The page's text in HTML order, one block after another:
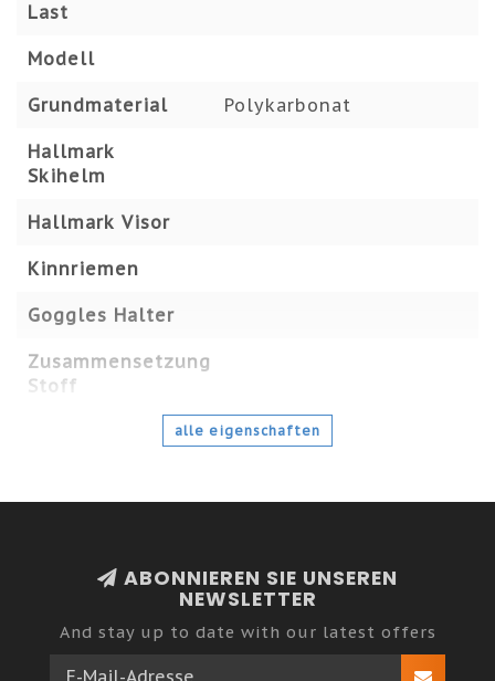
Last
Modell
Grundmaterial Polykarbonat
Hallmark
Skihelm
Hallmark Visor
Kinnriemen
Goggles Halter
Zusammensetzung
Stoff
alle eigenschaften
ABONNIEREN SIE UNSEREN
NEWSLETTER
And stay up to date with our latest offers